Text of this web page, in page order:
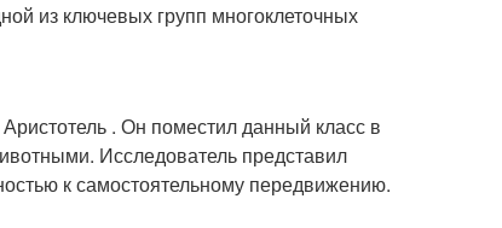
из ключевых групп многоклеточных
. Он поместил данный класс в
Исследователь представил
к самостоятельному передвижению.